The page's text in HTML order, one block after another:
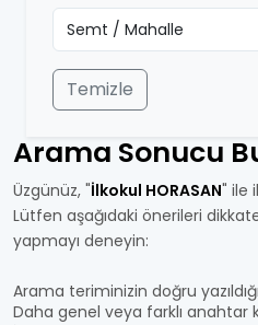
Temizle
Arama Sonucu
Üzgünüz, "İlkokul HORASAN" ile
Lütfen aşağıdaki önerileri
yapmayı deneyin:
Arama teriminizin doğru
Daha genel veya farklı anahtar